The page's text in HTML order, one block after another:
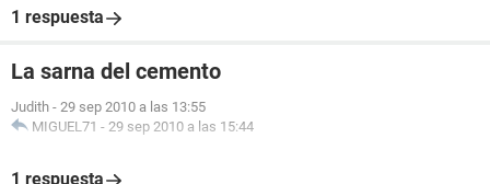
1 respuesta
La sarna del cemento
Judith - 29 sep 2010 a las 13:55
MIGUEL71 - 29 sep 2010 a las 15:44
1 respuesta